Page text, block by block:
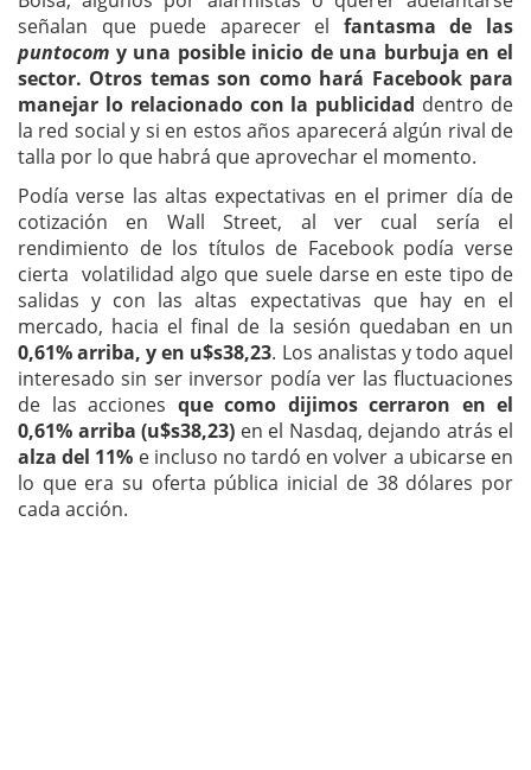
señalan que puede aparecer el fantasma de las
puntocom y una posible inicio de una burbuja en el
sector. Otros temas son como hará Facebook para
manejar lo relacionado con la publicidad dentro de
la red social y si en estos años aparecerá algún rival de
talla por lo que habrá que aprovechar el momento.
Podía verse las altas expectativas en el primer día de
cotización en Wall Street, al ver cual sería el
rendimiento de los títulos de Facebook podía verse
cierta volatilidad algo que suele darse en este tipo de
salidas y con las altas expectativas que hay en el
mercado, hacia el final de la sesión quedaban en un
0,61% arriba, y en u$s38,23. Los analistas y todo aquel
interesado sin ser inversor podía ver las fluctuaciones
de las acciones que como dijimos cerraron en el
0,61% arriba (u$s38,23) en el Nasdaq, dejando atrás el
alza del 11% e incluso no tardó en volver a ubicarse en
lo que era su oferta pública inicial de 38 dólares por
cada acción.